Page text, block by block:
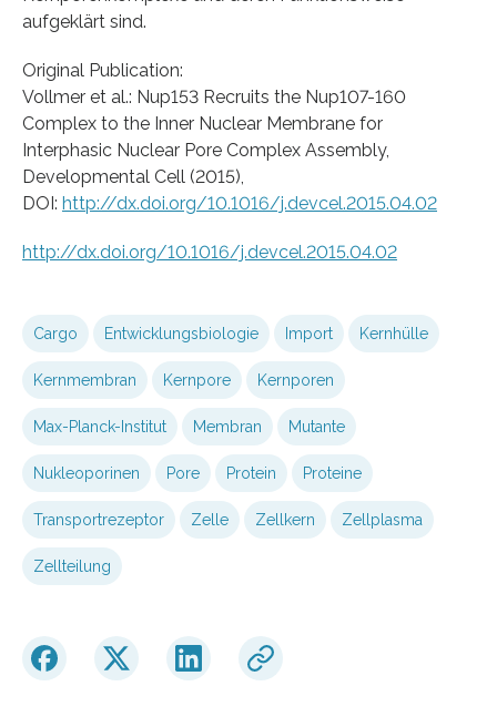
aufgeklärt sind.
Original Publication:
Vollmer et al.: Nup153 Recruits the Nup107-160
Complex to the Inner Nuclear Membrane for
Interphasic Nuclear Pore Complex Assembly,
Developmental Cell (2015),
DOI: http://dx.doi.org/10.1016/j.devcel.2015.04.02
http://dx.doi.org/10.1016/j.devcel.2015.04.02
Cargo Entwicklungsbiologie Import Kernhülle
Kernmembran Kernpore Kernporen
Max-Planck-Institut Membran Mutante
Nukleoporinen Pore Protein Proteine
Transportrezeptor Zelle Zellkern Zellplasma
Zellteilung